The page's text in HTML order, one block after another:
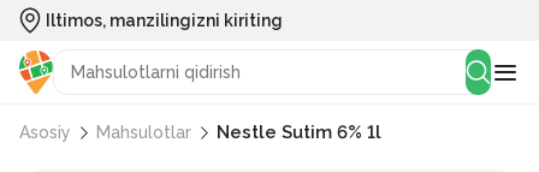
Iltimos, manzilingizni kiriting
Asosiy Mahsulotlar Nestle Sutim 6% 1l